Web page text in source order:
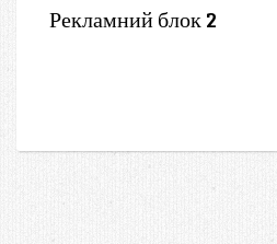
Рекламний блок 2